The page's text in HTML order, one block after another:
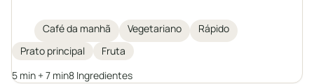
almoço ou jantar rápido, saudável e leve. Cada um
pode enriquecer a aveia com as suas frutas
favoritas ou substituições para criar a sua própria
versão deste clássico do café da manhã.
Café da manhã Vegetariano
Rápido
Prato principal
Fruta
5 min + 7 min8 Ingredientes